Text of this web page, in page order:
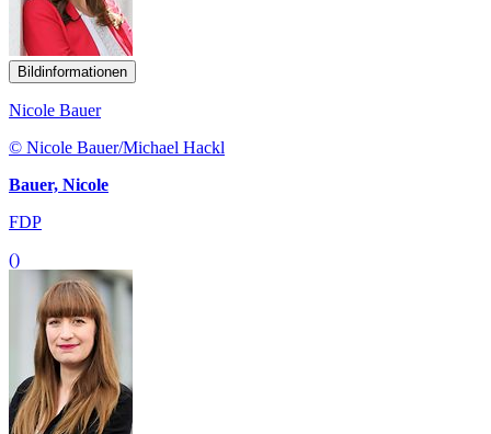
Bildinformationen
Nicole Bauer
© Nicole Bauer/Michael Hackl
Bauer, Nicole
FDP
()